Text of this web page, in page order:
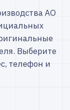
АО
Выберите
телефон и